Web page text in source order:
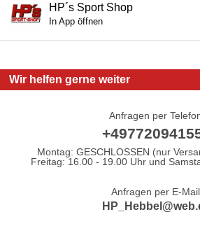
HP´s Sport Shop
In App öffnen
Wir helfen gerne weiter
Anfragen per
Montag: GESCHLOSSEN (nur
Freitag: 16.00 - 19.00 Uhr und
Anfragen per E-